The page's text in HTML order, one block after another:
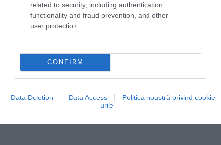
related to security, including authentication
functionality and fraud prevention, and other
user protection.
CONFIRM
Data Deletion Data Access
Politica noastră privind cookie-
urile
Atlantic.